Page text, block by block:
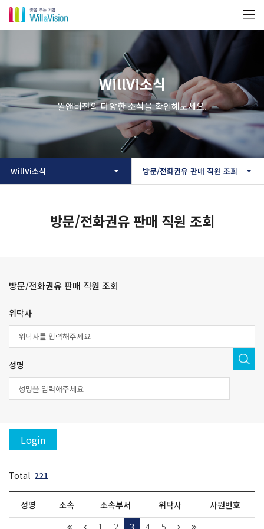
WillVi소식
윌앤비전의 다양한 소식을 확인해보세요.
WillVi소식 방문/전화권유 판매 직원 조회
방문/전화권유 판매 직원 조회
방문/전화권유 판매 직원 조회
위탁사
성명
Login
Total 221
성명 소속 소속부서 위탁사 사원번호
1 2 3 4 5